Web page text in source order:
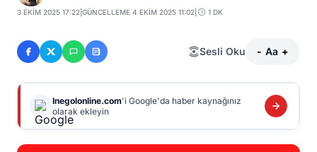
3 EKIM 2025 17:22 |GÜNCELLEME 4 EKIM 2025 11:02 1 DK
Sesli Oku - Aa +
Inegolonline.com'i Google'da haber kaynağınız
olarak ekleyin